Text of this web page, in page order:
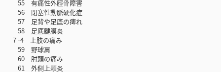
55 有痛性外脛骨障害
56 閉塞性動脈硬化症
57 足背や足底の痺れ
58 足底腱膜炎
７-4 上肢の痛み
59 野球肩
60 肘頭の痛み
61 外側上顆炎